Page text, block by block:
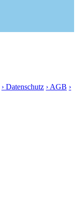
› Datenschutz › AGB ›